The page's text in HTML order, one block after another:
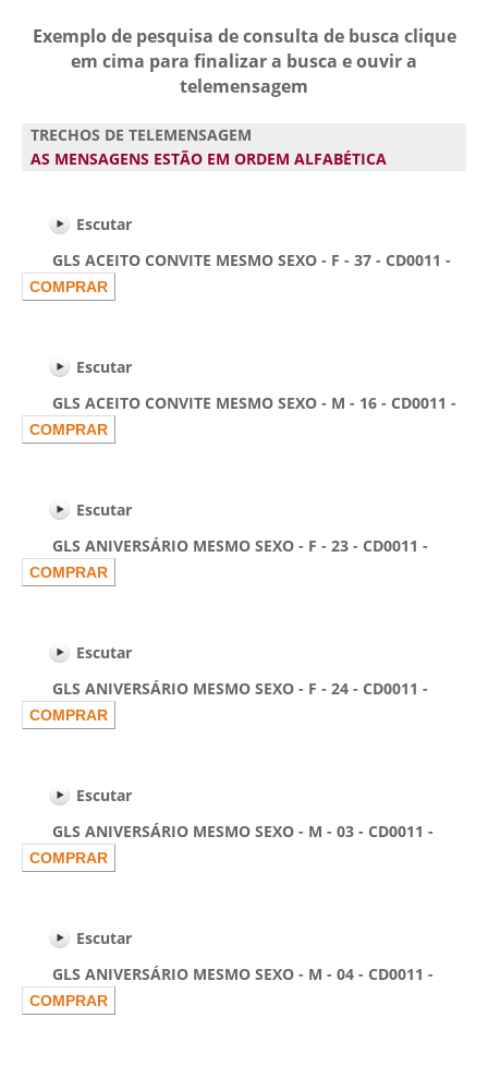
Exemplo de pesquisa de consulta de busca clique
em cima para finalizar a busca e ouvir a
telemensagem
TRECHOS DE TELEMENSAGEM
AS MENSAGENS ESTÃO EM ORDEM ALFABÉTICA
Escutar
GLS ACEITO CONVITE MESMO SEXO - F - 37 - CD0011 -
Escutar
GLS ACEITO CONVITE MESMO SEXO - M - 16 - CD0011 -
Escutar
GLS ANIVERSÁRIO MESMO SEXO - F - 23 - CD0011 -
Escutar
GLS ANIVERSÁRIO MESMO SEXO - F - 24 - CD0011 -
Escutar
GLS ANIVERSÁRIO MESMO SEXO - M - 03 - CD0011 -
Escutar
GLS ANIVERSÁRIO MESMO SEXO - M - 04 - CD0011 -